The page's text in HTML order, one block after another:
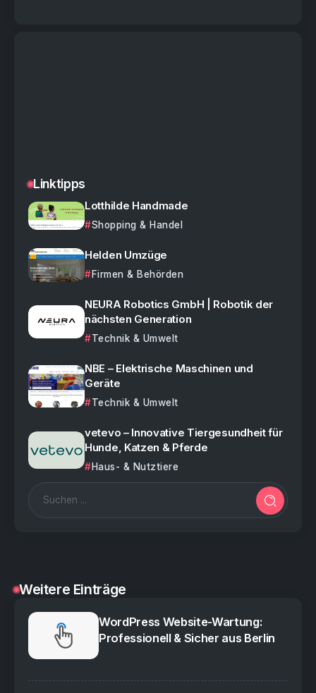
Linktipps
Lotthilde Handmade
Shopping & Handel
Helden Umzüge
Firmen & Behörden
NEURA Robotics GmbH | Robotik der
nächsten Generation
Technik & Umwelt
NBE – Elektrische Maschinen und
Geräte
Technik & Umwelt
vetevo – Innovative Tiergesundheit für
Hunde, Katzen & Pferde
Haus- & Nutztiere
Weitere Einträge
WordPress Website-Wartung:
Professionell & Sicher aus Berlin